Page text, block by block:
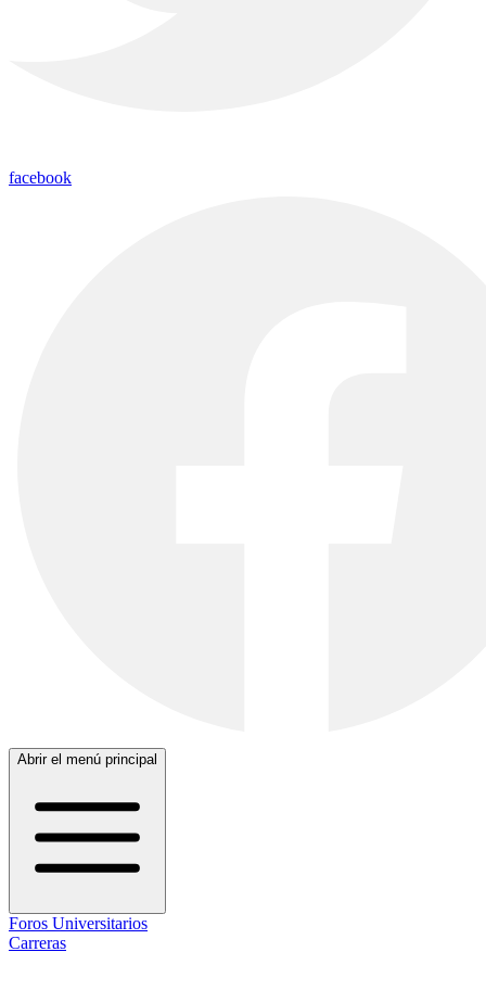
facebook
Abrir el menú principal
Foros Universitarios
Carreras